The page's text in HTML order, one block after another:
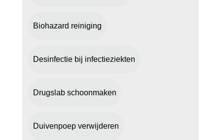
Biohazard reiniging
Desinfectie bij infectieziekten
Drugslab schoonmaken
Duivenpoep verwijderen